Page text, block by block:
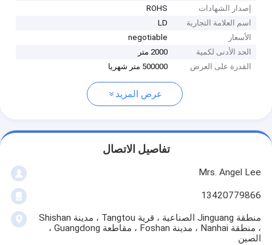
إصدار الشهادات
ROHS
اسم العلامة التجارية
LD
الأسعار
negotiable
الحد الأدنى لكمية
2000 متر
القدرة على العرض
500000 متر شهريا
عرض المزيد
تفاصيل الاتصال
Mrs. Angel Lee
13420779866
منطقة Jinguang الصناعية ، قرية Tangtou ، مدينة Shishan
، منطقة Nanhai ، مدينة Foshan ، مقاطعة Guangdong ،
الصين